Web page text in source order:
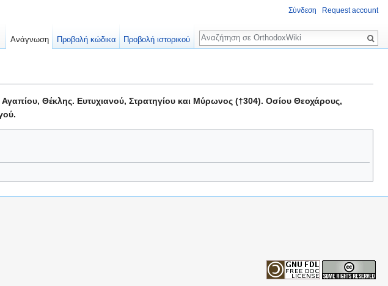
Θέκλης. Ευτυχιανού, Στρατηγίου και Μύρωνος (†304). Οσίου Θεοχάρους,
Σύνδεση Request account
Ανάγνωση Προβολή κώδικα Προβολή ιστορικού
Αναζήτηση